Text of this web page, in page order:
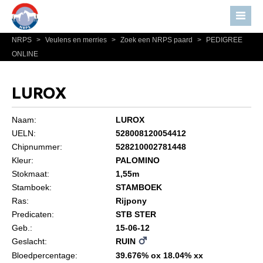
Home
Nieuws
Bestuur NRPS
Informatie
Statuten en reglementen
Algemeen
NRPS > Veulens en merries > Zoek een NRPS paard >
PEDIGREE
ONLINE
LUROX
Naam:
LUROX
UELN:
528008120054412
Chipnummer:
528210002781448
Kleur:
PALOMINO
Stokmaat:
1,55m
Stamboek:
STAMBOEK
Ras:
Rijpony
Predicaten:
STB STER
Geb.:
15-06-12
Geslacht:
RUIN
Bloedpercentage:
39.676% ox 18.04% xx